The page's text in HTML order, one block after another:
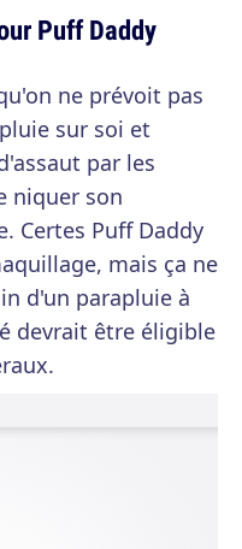
Puff Daddy
ne prévoit pas
sur soi et
par les
niquer son
Certes Puff Daddy
mais ça ne
d'un parapluie à
devrait être éligible